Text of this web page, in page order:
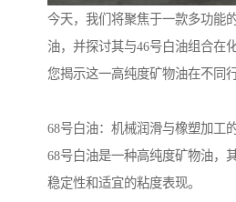
今天，我们将聚焦于一款多功
油，并探讨其与46号白油组合在
您揭示这一高纯度矿物油在不同
68号白油：机械润滑与橡塑加工
68号白油是一种高纯度矿物油，
稳定性和适宜的粘度表现。